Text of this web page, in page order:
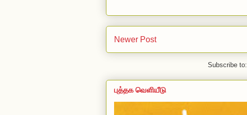
Newer Post
Subscribe to:
புத்தக வெளியீடு